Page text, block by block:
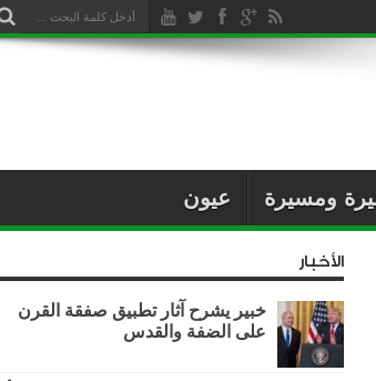
ومسيرة عيون
الأخبار
خبير يشرح آثار تطبيق صفقة القرن
على الضفة والقدس